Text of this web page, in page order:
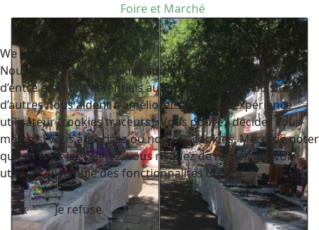
Foire et Marché
We use cookies
Nous utilisons des cookies sur notre site web. Certains
d’entre eux sont essentiels au fonctionnement du site et
d’autres nous aident à améliorer ce site et l’expérience
utilisateur (cookies traceurs). Vous pouvez décider vous-
même si vous autorisez ou non ces cookies. Merci de noter
que, si vous les rejetez, vous risquez de ne pas pouvoir
utiliser l’ensemble des fonctionnalités du site.
Ok Je refuse